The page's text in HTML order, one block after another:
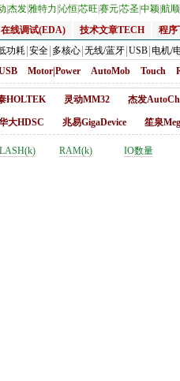
杰发雅特力 沁恒芯旺 赛元芯圣 中颖航顺
在线调试(EDA) 技术文章TECH 程序
功耗 安全 多核心 无线/蓝牙 USB 电机/
Motor|Power AutoMob Touch
HOLTEK 灵动MM32 杰发
大HDSC 兆易GigaDevice 笙泉
RAM(k) IO数量